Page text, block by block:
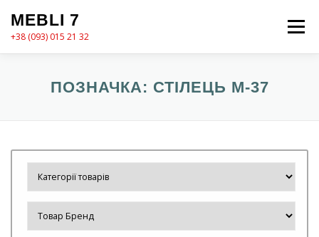
вмісту
MEBLI 7
+38 (093) 015 21 32
Меню
MEBLI7 КАТАЛОГ ПРО НАС КОШИК
ПОЗНАЧКА: СТІЛЕЦЬ М-37